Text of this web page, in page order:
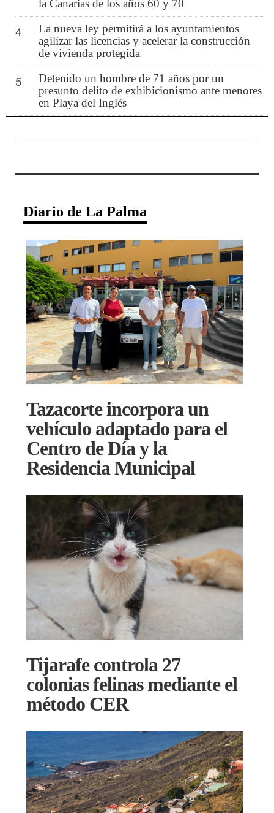
la Canarias de los años 60 y 70
4
La nueva ley permitirá a los ayuntamientos
agilizar las licencias y acelerar la construcción
de vivienda protegida
5
Detenido un hombre de 71 años por un
presunto delito de exhibicionismo ante menores
en Playa del Inglés
Diario de La Palma
Tazacorte incorpora un
vehículo adaptado para el
Centro de Día y la
Residencia Municipal
Tijarafe controla 27
colonias felinas mediante el
método CER